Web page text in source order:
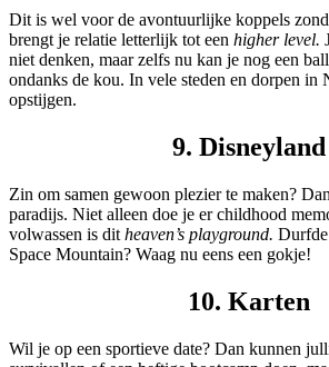
Dit is wel voor de avontuurlijke koppels
brengt je relatie letterlijk tot een higher level.
niet denken, maar zelfs nu kan je nog een
ondanks de kou. In vele steden en dorpen in
opstijgen.
9. Disneyland
Zin om samen gewoon plezier te maken?
paradijs. Niet alleen doe je er childhood
volwassen is dit heaven’s playground.
Space Mountain? Waag nu eens een gokje!
10. Karten
Wil je op een sportieve date? Dan kunnen